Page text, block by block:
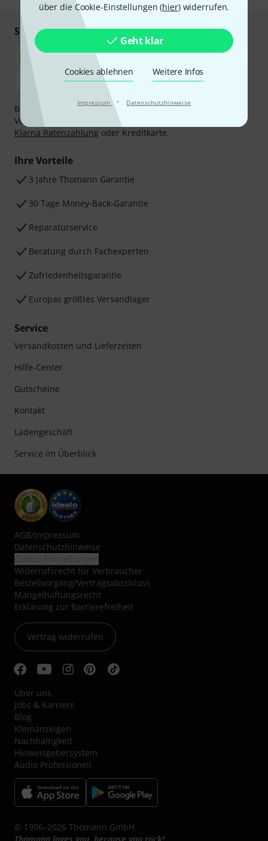
über die Cookie-Einstellungen (hier) widerrufen.
Geht klar
Cookies ablehnen Weitere Infos
Impressum · Datenschutzhinweise
Sicher einkaufen & bezahlen
Bezahlen Sie vertraulich und sicher per Nachnahme,
Vorkasse, PayPal, Amazon Pay,
Klarna Ratenzahlung oder Kreditkarte.
Ihre Vorteile
3 Jahre Thomann Garantie
30 Tage Money-Back-Garantie
Reparaturservice
Beratung durch Fachexperten
Zufriedenheitsgarantie
Europas größtes Versandlager
Service
Versandkosten und Lieferzeiten
Hilfe-Center
Gutscheine
Kontakt
Ladengeschäft
Service im Überblick
AGB/Impressum
Datenschutzhinweise
Widerrufsrecht für Verbraucher
Bestellvorgang/Vertragsabschluss
Mängelhaftungsrecht
Erklärung zur Barrierefreiheit
Vertrag widerrufen
Über uns
Jobs & Karriere
Blog
Kleinanzeigen
Nachhaltigkeit
Hinweisgebersystem
Audio Professionell
© 1996–2026 Thomann GmbH.